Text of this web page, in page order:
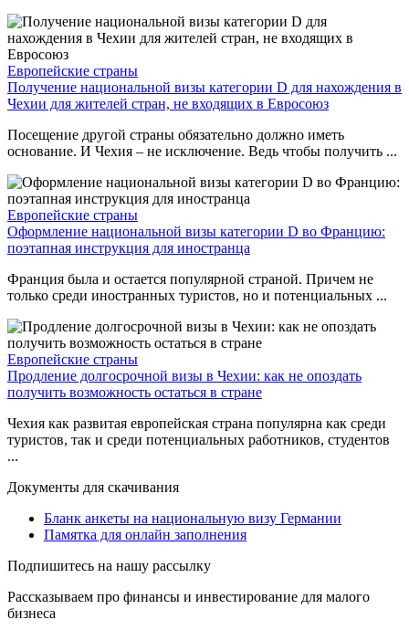
Европейские страны
Получение национальной визы категории D для нахождения в
Чехии для жителей стран, не входящих в Евросоюз
Посещение другой страны обязательно должно иметь
основание. И Чехия – не исключение. Ведь чтобы получить ...
Европейские страны
Оформление национальной визы категории D во Францию:
поэтапная инструкция для иностранца
Франция была и остается популярной страной. Причем не
только среди иностранных туристов, но и потенциальных ...
Европейские страны
Продление долгосрочной визы в Чехии: как не опоздать
получить возможность остаться в стране
Чехия как развитая европейская страна популярна как среди
туристов, так и среди потенциальных работников, студентов
...
Документы для скачивания
Бланк анкеты на национальную визу Германии
Памятка для онлайн заполнения
Подпишитесь на нашу рассылку
Рассказываем про финансы и инвестирование для малого
бизнеса